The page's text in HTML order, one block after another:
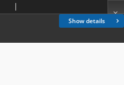
Show details